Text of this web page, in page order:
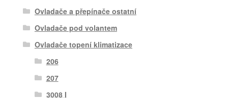
Ovladače a přepínače ostatní
Ovladače pod volantem
Ovladače topení klimatizace
206
207
3008 I